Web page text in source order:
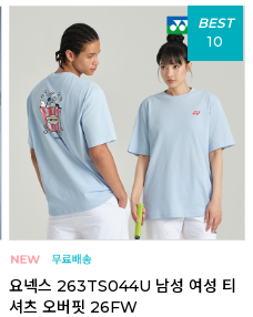
BEST
10
요넥스 263TS044U 남성 여성 티
셔츠 오버핏 26FW